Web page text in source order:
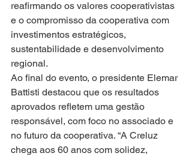
reafirmando os valores cooperativistas
e o compromisso da cooperativa com
investimentos estratégicos,
sustentabilidade e desenvolvimento
regional.
Ao final do evento, o presidente Elemar
Battisti destacou que os resultados
aprovados refletem uma gestão
responsável, com foco no associado e
no futuro da cooperativa. “A Creluz
chega aos 60 anos com solidez,